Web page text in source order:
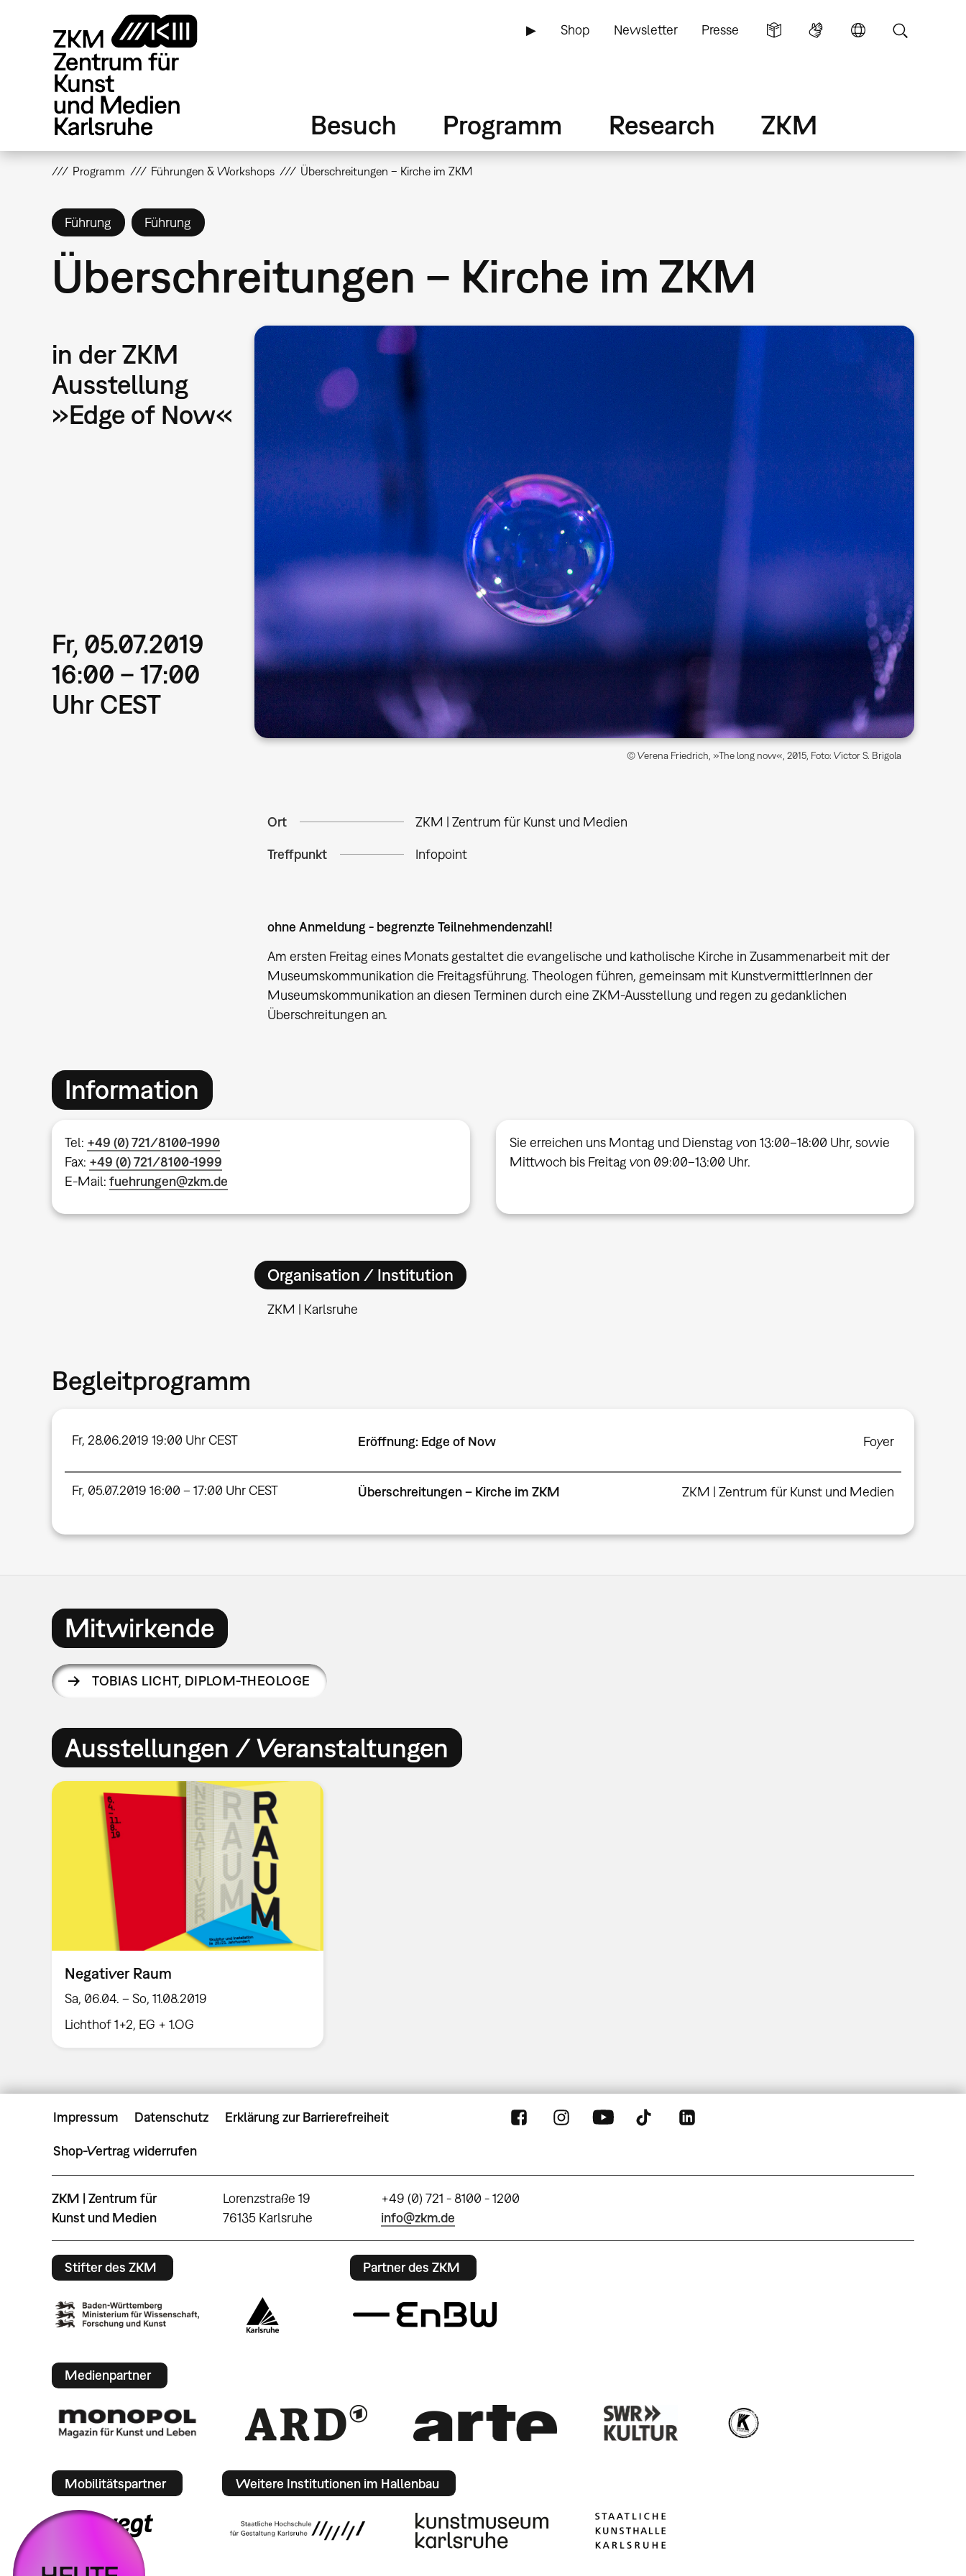
▶ Shop Newsletter Presse
Besuch Programm Research ZKM
Programm Führungen & Workshops Überschreitungen – Kirche im ZKM
Führung Führung
Überschreitungen – Kirche im ZKM
in der ZKM
Ausstellung
»Edge of Now«
Fr, 05.07.2019
16:00 – 17:00
Uhr CEST
© Verena Friedrich, »The long now«, 2015, Foto: Victor S. Brigola
Ort ZKM | Zentrum für Kunst und Medien
Treffpunkt Infopoint
ohne Anmeldung - begrenzte Teilnehmendenzahl!
Am ersten Freitag eines Monats gestaltet die evangelische und katholische Kirche in Zusammenarbeit mit der
Museumskommunikation die Freitagsführung. Theologen führen, gemeinsam mit KunstvermittlerInnen der
Museumskommunikation an diesen Terminen durch eine ZKM-Ausstellung und regen zu gedanklichen
Überschreitungen an.
Information
Tel: +49 (0) 721/8100-1990
Fax: +49 (0) 721/8100-1999
E-Mail:fuehrungen@zkm.de
Sie erreichen uns Montag und Dienstag von 13:00–18:00 Uhr, sowie
Mittwoch bis Freitag von 09:00–13:00 Uhr.
Organisation / Institution
ZKM | Karlsruhe
Begleitprogramm
Fr, 28.06.2019 19:00 Uhr CEST Eröffnung: Edge of Now Foyer
Fr, 05.07.2019 16:00 – 17:00 Uhr CEST Überschreitungen – Kirche im ZKM ZKM | Zentrum für Kunst und Medien
Mitwirkende
TOBIAS LICHT, DIPLOM-THEOLOGE
Ausstellungen / Veranstaltungen
Negativer Raum
Sa, 06.04. – So, 11.08.2019
Lichthof 1+2, EG + 1.OG
Impressum Datenschutz Erklärung zur Barrierefreiheit
Shop-Vertrag widerrufen
ZKM | Zentrum für
Kunst und Medien
Lorenzstraße 19
76135 Karlsruhe
+49 (0) 721 - 8100 - 1200
info@zkm.de
Stifter des ZKM Partner des ZKM
Medienpartner
Mobilitätspartner Weitere Institutionen im Hallenbau